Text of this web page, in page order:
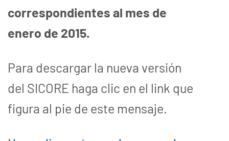
correspondientes al mes de
enero de 2015.
Para descargar la nueva versión
del SICORE haga clic en el link que
figura al pie de este mensaje.